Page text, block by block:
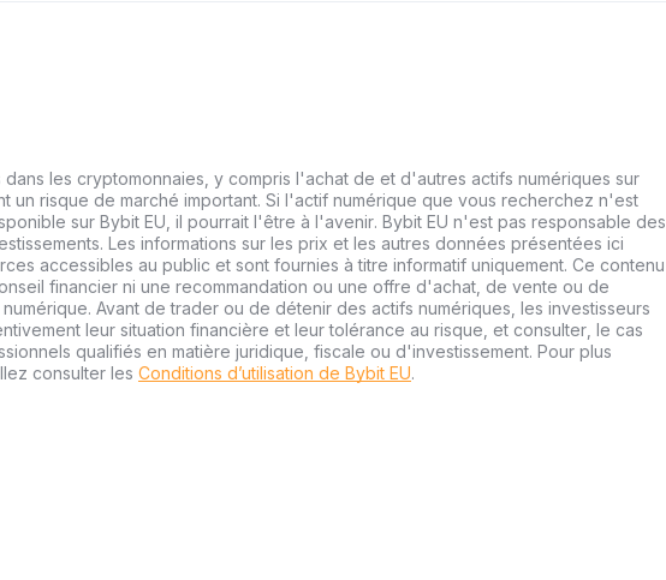
dans les cryptomonnaies, y compris l'achat de et d'autres actifs numériques sur
un risque de marché important. Si l'actif numérique que vous recherchez n'est
sur Bybit EU, il pourrait l'être à l'avenir. Bybit EU n'est pas responsable des
Les informations sur les prix et les autres données présentées ici
accessibles au public et sont fournies à titre informatif uniquement. Ce contenu
financier ni une recommandation ou une offre d'achat, de vente ou de
Avant de trader ou de détenir des actifs numériques, les investisseurs
leur situation financière et leur tolérance au risque, et consulter, le cas
qualifiés en matière juridique, fiscale ou d'investissement. Pour plus
consulter les Conditions d’utilisation de Bybit EU.